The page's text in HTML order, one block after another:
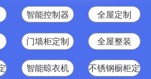
智能控制器 全屋定制
门墙柜定制 全屋整装
智能晾衣机
不锈钢橱柜定